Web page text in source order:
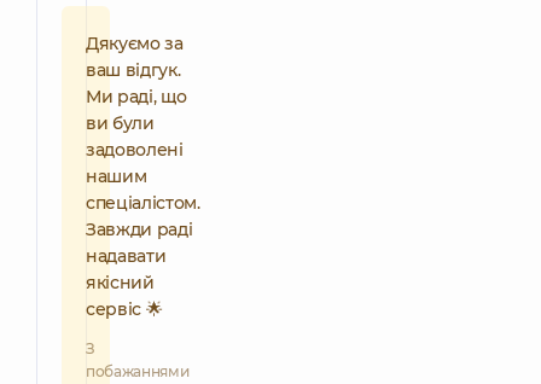
Дякуємо за
ваш відгук.
Ми раді, що
ви були
задоволені
нашим
спеціалістом.
Завжди раді
надавати
якісний
сервіс 🌟
З
побажаннями